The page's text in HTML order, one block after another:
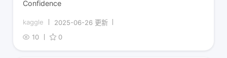
Confidence
kaggle
2025-06-26 更新
10
0